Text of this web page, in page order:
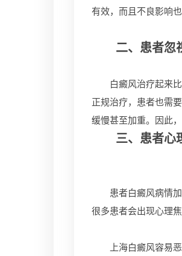
有效，而且不良影响
二、患者忽
白癜风治疗起来比
正规治疗，患者也需
缓慢甚至加重。因此
三、患者心理
患者白癜风病情加
很多患者会出现心理
上海白癜风容易恶